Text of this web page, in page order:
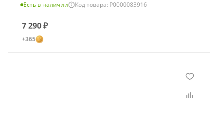
Есть в наличии
Код товара: Р0000083916
7 290₽
+365